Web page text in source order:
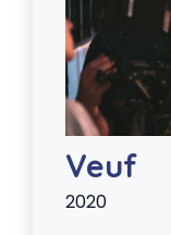
Veuf
2020